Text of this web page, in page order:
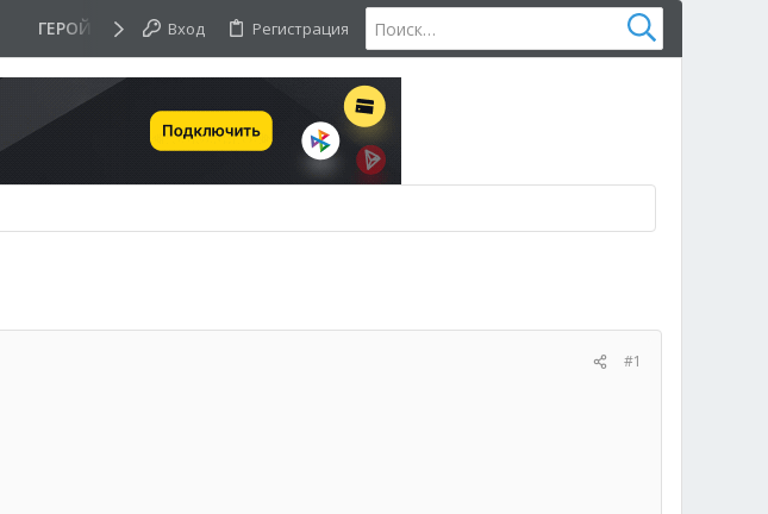
ГЕРОЙ ДНЯ Вход Регистрация
#1